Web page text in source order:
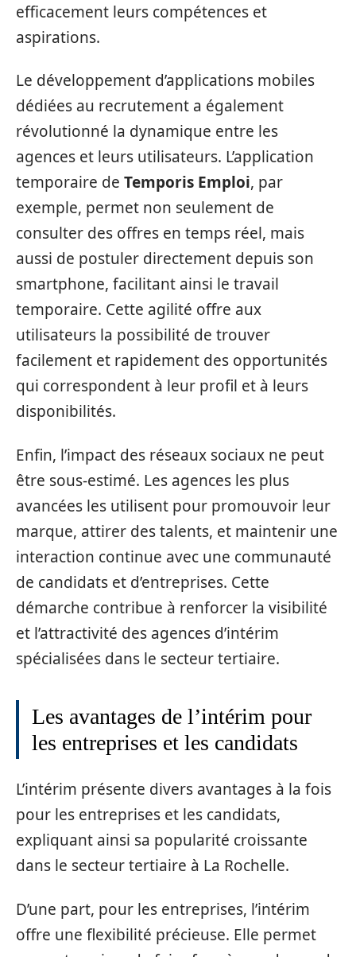
efficacement leurs compétences et
aspirations.
Le développement d’applications mobiles
dédiées au recrutement a également
révolutionné la dynamique entre les
agences et leurs utilisateurs. L’application
temporaire de Temporis Emploi, par
exemple, permet non seulement de
consulter des offres en temps réel, mais
aussi de postuler directement depuis son
smartphone, facilitant ainsi le travail
temporaire. Cette agilité offre aux
utilisateurs la possibilité de trouver
facilement et rapidement des opportunités
qui correspondent à leur profil et à leurs
disponibilités.
Enfin, l’impact des réseaux sociaux ne peut
être sous-estimé. Les agences les plus
avancées les utilisent pour promouvoir leur
marque, attirer des talents, et maintenir une
interaction continue avec une communauté
de candidats et d’entreprises. Cette
démarche contribue à renforcer la visibilité
et l’attractivité des agences d’intérim
spécialisées dans le secteur tertiaire.
Les avantages de l’intérim pour
les entreprises et les candidats
L’intérim présente divers avantages à la fois
pour les entreprises et les candidats,
expliquant ainsi sa popularité croissante
dans le secteur tertiaire à La Rochelle.
D’une part, pour les entreprises, l’intérim
offre une flexibilité précieuse. Elle permet